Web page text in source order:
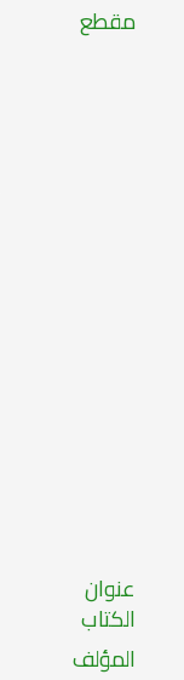
مقطع
عنوان
الكتاب
المؤلف